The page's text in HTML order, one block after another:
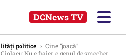
DCNews TV
politice › Cine ”joacă”
Nu e fraier, e genul de șmecher,